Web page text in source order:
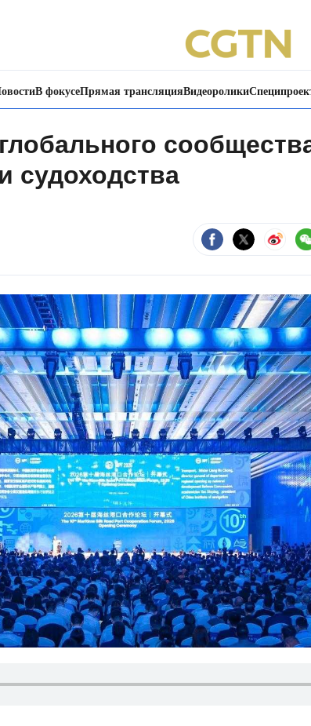
В фокусеПрямая трансляцияВидеоролики
судоходства